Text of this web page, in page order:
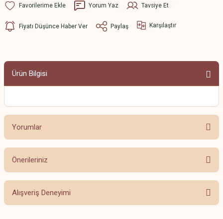
Yorum Yaz Tavsiye Et
Fiyatı Düşünce Haber Ver Paylaş Karşılaştır
Ürün Bilgisi
Yorumlar
Bu ürüne ilk yorumu siz yapın!
Önerileriniz
Bu ürünün fiyat bilgisi, resim, ürün açıklamalarında ve diğer konularda
yetersiz gördüğünüz noktaları öneri formunu kullanarak tarafımıza
iletebilirsiniz.
Alışveriş Deneyimi